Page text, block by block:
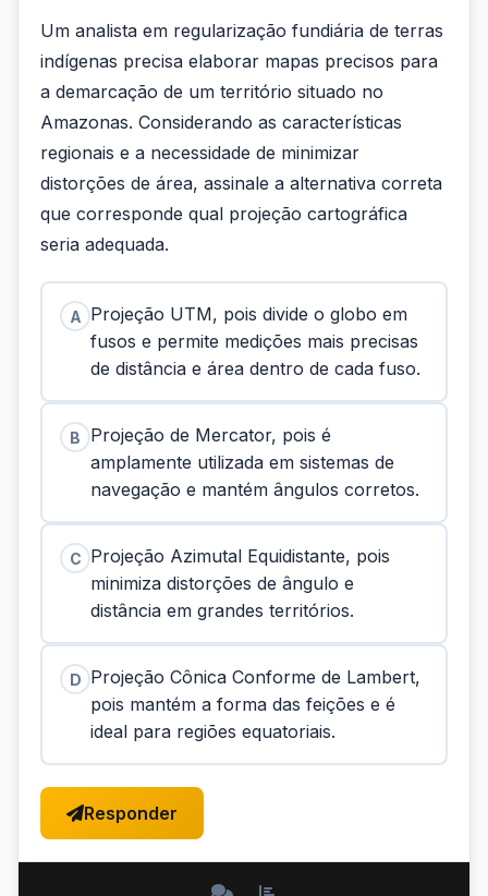
Um analista em regularização fundiária de terras
indígenas precisa elaborar mapas precisos para
a demarcação de um território situado no
Amazonas. Considerando as características
regionais e a necessidade de minimizar
distorções de área, assinale a alternativa correta
que corresponde qual projeção cartográfica
seria adequada.
A Projeção UTM, pois divide o globo em
fusos e permite medições mais precisas
de distância e área dentro de cada fuso.
B
Projeção de Mercator, pois é
amplamente utilizada em sistemas de
navegação e mantém ângulos corretos.
C Projeção Azimutal Equidistante, pois
minimiza distorções de ângulo e
distância em grandes territórios.
D Projeção Cônica Conforme de Lambert,
pois mantém a forma das feições e é
ideal para regiões equatoriais.
Responder